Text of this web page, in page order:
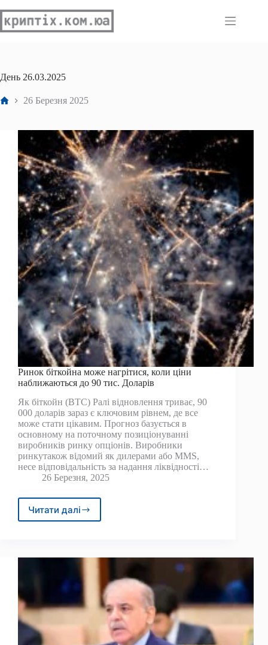
до
вмісту
День 26.03.2025
Головна26 Березня 2025
Ринок біткойна може нагрітися, коли ціни
наближаються до 90 тис. Доларів
Як біткойн (BTC) Ралі відновлення триває, 90
000 доларів зараз є ключовим рівнем, де все
може стати цікавим. Прогноз базується в
основному на поточному позиціонуванні
виробників ринку опціонів. Виробники
ринкутакож відомий як дилерами або MMS,
несе відповідальність за надання ліквідності…
26 Березня, 2025
Читати далі
Ринок
коли
наближаються
до
90
Доларів